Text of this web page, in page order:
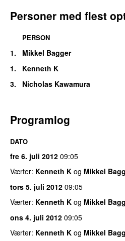
Personer med flest
PERSON
1. Mikkel Bagger
1.
Kenneth K
3.
Nicholas Kawamura
Programlog
DATO
fre 6. juli 2012 09:05
Værter: Kenneth K og Mikkel
tors 5. juli 2012 09:05
Værter: Kenneth K og Mikkel
ons 4. juli 2012 09:05
Værter: Kenneth K og Mikkel